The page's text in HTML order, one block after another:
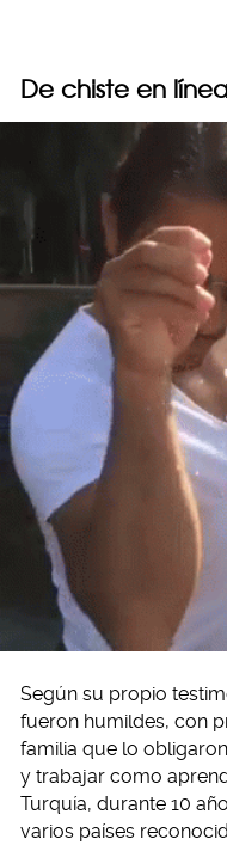
De chiste en
Según su propio
fueron humildes, con
familia que lo
y trabajar como
Turquía, durante 10
varios países